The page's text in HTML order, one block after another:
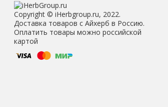
Copyright © iHerbgroup.ru, 2022.
Доставка товаров с Айхерб в Россию.
Оплатить товары можно российской
картой